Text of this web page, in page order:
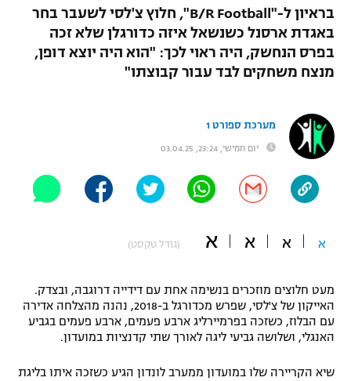
לוח שידורים
"מעל הליגה" – פודקאסט
"מחצית בשכונה" – פודקאסט
משתתפים וזוכים בפרסים
תקנון משתתפים וזוכים בפרסים
תקנון עבור פעילות אלקטרה
תקנון עבור פעילות ספורט 1 – "מרלן"
טניס
הפועל חיפה
הפועל באר שבע
בני יהודה
ליגה טורקית
ליגה ברזילאית
ליגות נוספות
ג'ודו
אגרוף
UFC
אופניים
ספורט מוטורי
פוטבול אמריקאי NFL
בראיון ל-"B/R Football", חלוץ צ'לסי לשעבר בחר
באגדת ארסנל כשנשאל איזה כדורגלן שלא זכה
בפרס הנחשק, היה ראוי לכך: "הוא היה יוצא דופן,
מנצח משחקים לבד עבור קבוצתו"
מערכת ספורט 1
יום חמישי, 23:24, 03.04.25
א א א א (גודל טקסט)
מעט חלוצים מוזכרים בנשימה אחת עם דידייה דרוגבה, ובצדק.
האייקון של צ'לסי, שפרש מכדורגל ב-2018, נהנה מהצלחה אדירה
עם הבלוז, כשזכה בפרמיירליג ארבע פעמים, ארבע פעמים בגביע
האנגלי, ושלושה גביעי ליגה לאורך שתי קדנציות במועדון.
שיא הקריירה שלו במועדון ממערב לונדון הגיע כשזכה איתו בליגת